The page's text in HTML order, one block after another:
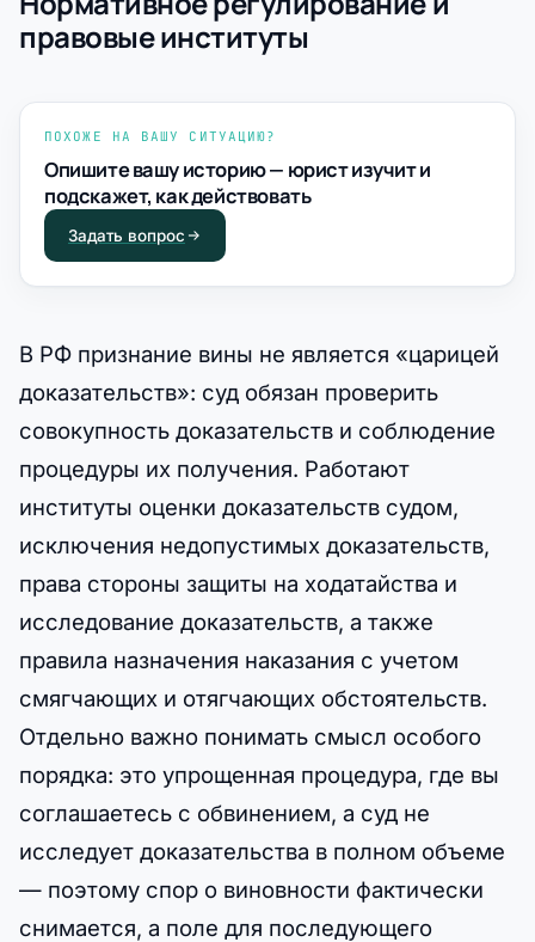
правовые институты
ПОХОЖЕ НА ВАШУ СИТУАЦИЮ?
Опишите вашу историю — юрист изучит и
подскажет, как действовать
Задать вопрос
В РФ признание вины не является «царицей
доказательств»: суд обязан проверить
совокупность доказательств и соблюдение
процедуры их получения. Работают
институты оценки доказательств судом,
исключения недопустимых доказательств,
права стороны защиты на ходатайства и
исследование доказательств, а также
правила назначения наказания с учетом
смягчающих и отягчающих обстоятельств.
Отдельно важно понимать смысл особого
порядка: это упрощенная процедура, где вы
соглашаетесь с обвинением, а суд не
исследует доказательства в полном объеме
— поэтому спор о виновности фактически
снимается, а поле для последующего